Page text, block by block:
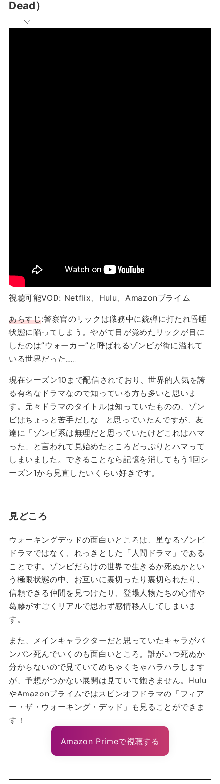
Dead）
視聴可能VOD: Netflix、Hulu、Amazonプライム
あらすじ:警察官のリックは職務中に銃弾に打たれ昏睡
状態に陥ってしまう。やがて目が覚めたリックが目に
したのは”ウォーカー”と呼ばれるゾンビが街に溢れて
いる世界だった…。
現在シーズン10まで配信されており、世界的人気を誇
る有名なドラマなので知っている方も多いと思いま
す。元々ドラマのタイトルは知っていたものの、ゾン
ビはちょっと苦手だしな…と思っていたんですが、友
達に「ゾンビ系は無理だと思っていたけどこれはハマ
った」と言われて見始めたところどっぷりとハマって
しまいました。できることなら記憶を消してもう1回シ
ーズン1から見直したいくらい好きです。
見どころ
ウォーキングデッドの面白いところは、単なるゾンビ
ドラマではなく、れっきとした「人間ドラマ」である
ことです。ゾンビだらけの世界で生きるか死ぬかとい
う極限状態の中、お互いに裏切ったり裏切られたり、
信頼できる仲間を見つけたり、登場人物たちの心情や
葛藤がすごくリアルで思わず感情移入してしまいま
す。
また、メインキャラクターだと思っていたキャラがバ
ンバン死んでいくのも面白いところ。誰がいつ死ぬか
分からないので見ていてめちゃくちゃハラハラします
が、予想がつかない展開は見ていて飽きません。Hulu
やAmazonプライムではスピンオフドラマの「フィア
ー・ザ・ウォーキング・デッド」も見ることができま
す！
Amazon Primeで視聴する